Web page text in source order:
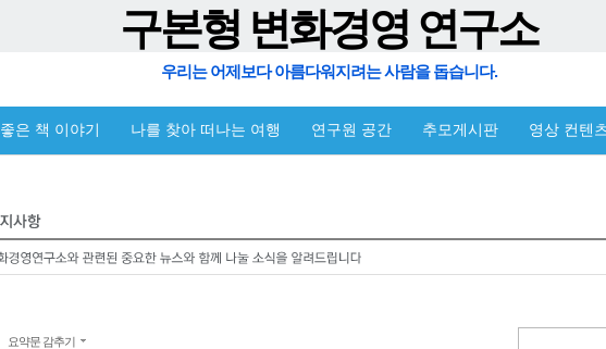
구본형 변화경영 연구소
우리는 어제보다 아름다워지려는 사람을 돕습니다.
좋은 책 이야기 나를 찾아 떠나는 여행 연구원 공간 추모게시판 영상 컨텐
요약문 감추기